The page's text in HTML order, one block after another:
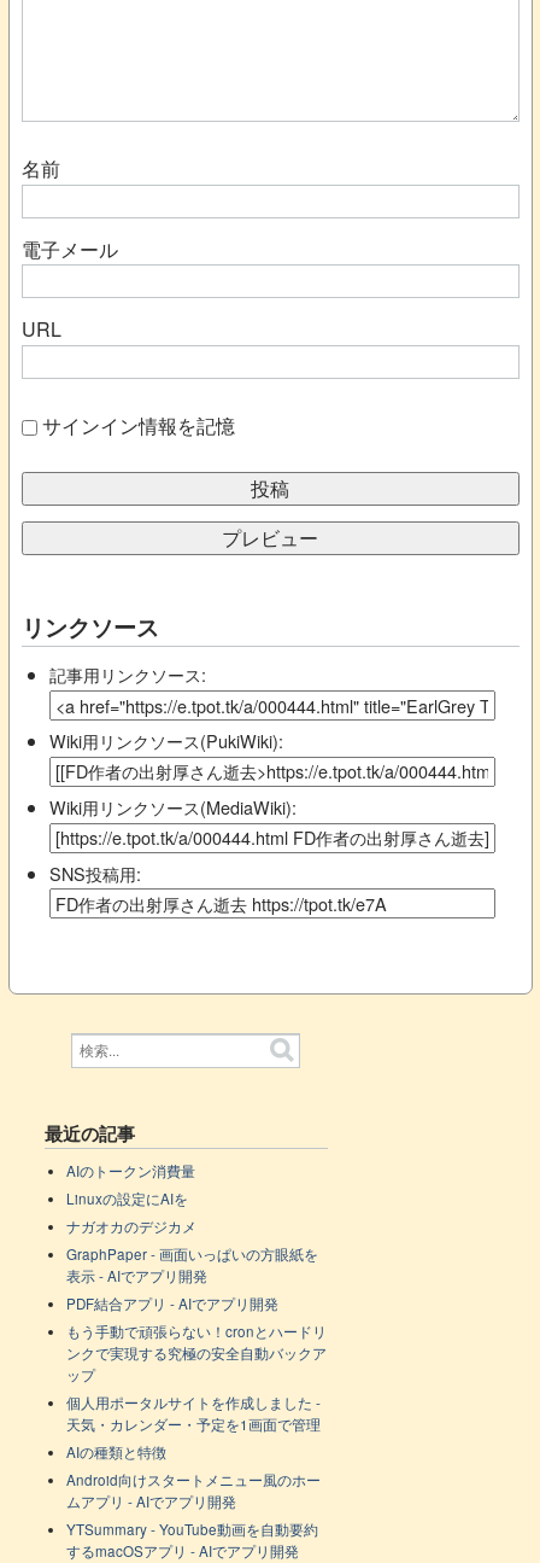
名前
電子メール
URL
サインイン情報を記憶
リンクソース
記事用リンクソース:
Wiki用リンクソース(PukiWiki):
Wiki用リンクソース(MediaWiki):
SNS投稿用:
最近の記事
AIのトークン消費量
Linuxの設定にAIを
ナガオカのデジカメ
GraphPaper - 画面いっぱいの方眼紙を
表示 - AIでアプリ開発
PDF結合アプリ - AIでアプリ開発
もう手動で頑張らない！cronとハードリ
ンクで実現する究極の安全自動バックア
ップ
個人用ポータルサイトを作成しました -
天気・カレンダー・予定を1画面で管理
AIの種類と特徴
Android向けスタートメニュー風のホー
ムアプリ - AIでアプリ開発
YTSummary - YouTube動画を自動要約
するmacOSアプリ - AIでアプリ開発